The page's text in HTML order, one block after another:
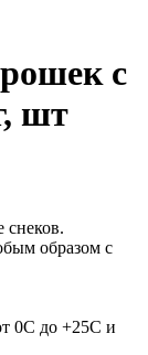
с
шт
образом с
0С до +25С и